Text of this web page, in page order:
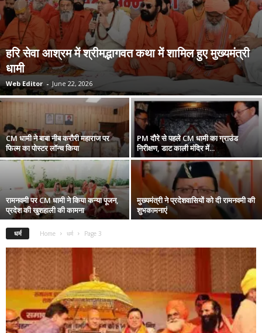
हरि सेवा आश्रम में श्रीमद्भागवत कथा में शामिल हुए मुख्यमंत्री
धामी
Web Editor - June 22, 2026
CM धामी ने बाबा नीब करौरी महाराज पर
फिल्म का पोस्टर लॉन्च किया
PM दौरे से पहले CM धामी का ग्राउंड
निरीक्षण, डाट काली मंदिर में...
रामनवमी पर CM धामी ने किया कन्या पूजन,
प्रदेश की खुशहाली की कामना
मुख्यमंत्री ने प्रदेशवासियों को दी रामनवमी की
शुभकामनाएं
धर्म Home धर्म Page 3